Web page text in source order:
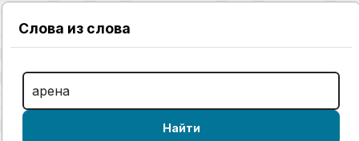
Слова из слова
Найти